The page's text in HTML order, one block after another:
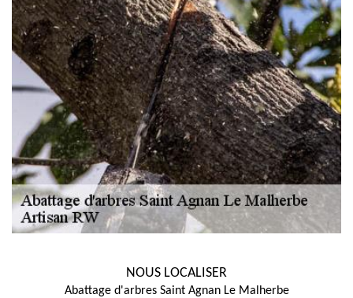
NOUS LOCALISER
Abattage d'arbres Saint Agnan Le Malherbe